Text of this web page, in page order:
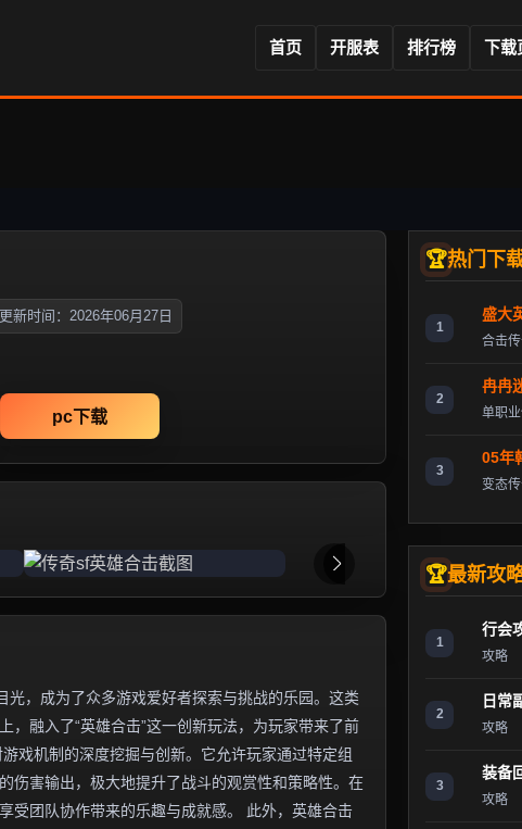
首页 开服表 排行榜 下载
更新时间：2026年06月27日
pc下载
，成为了众多游戏爱好者探索与挑战的乐园。这类
融入了“英雄合击”这一创新玩法，为玩家带来了前
戏机制的深度挖掘与创新。它允许玩家通过特定组
伤害输出，极大地提升了战斗的观赏性和策略性。在
受团队协作带来的乐趣与成就感。 此外，英雄合击
热门下
1
盛大
合击
2
冉冉
单职
3
05年
变态
最新攻
1
行会
攻略
2
日常
攻略
3
装备
攻略